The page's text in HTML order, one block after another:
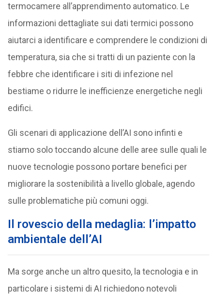
termocamere all’apprendimento automatico. Le
informazioni dettagliate sui dati termici possono
aiutarci a identificare e comprendere le condizioni di
temperatura, sia che si tratti di un paziente con la
febbre che identificare i siti di infezione nel
bestiame o ridurre le inefficienze energetiche negli
edifici.
Gli scenari di applicazione dell’AI sono infinti e
stiamo solo toccando alcune delle aree sulle quali le
nuove tecnologie possono portare benefici per
migliorare la sostenibilità a livello globale, agendo
sulle problematiche più comuni oggi.
Il rovescio della medaglia: l’impatto
ambientale dell’AI
Ma sorge anche un altro quesito, la tecnologia e in
particolare i sistemi di AI richiedono notevoli